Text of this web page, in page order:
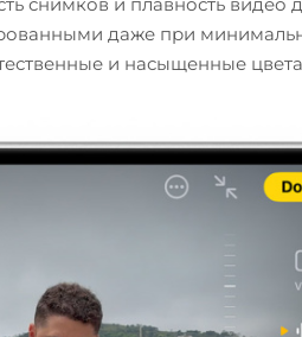
снимков и плавность видео
даже при
и насыщенные